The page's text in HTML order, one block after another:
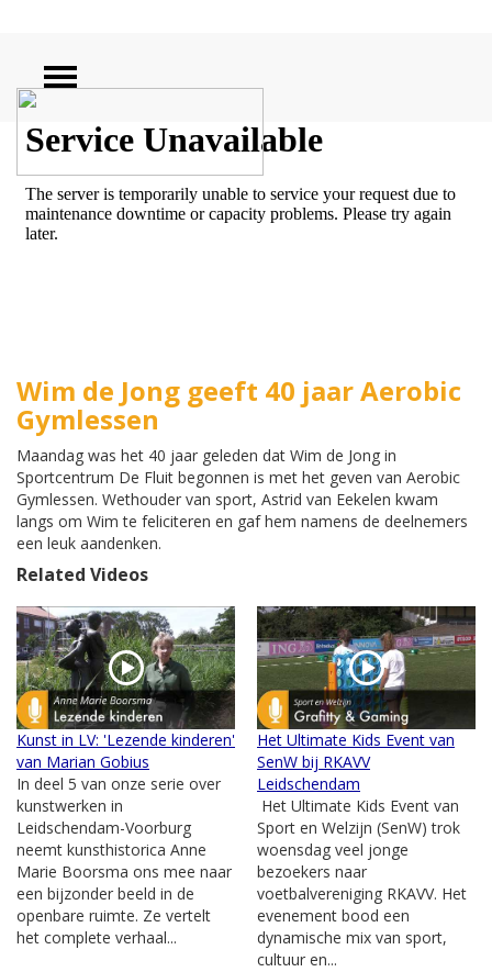
ZOEKEN
Wim de Jong geeft 40 jaar Aerobic
Gymlessen
Maandag was het 40 jaar geleden dat Wim de Jong in
Sportcentrum De Fluit begonnen is met het geven van Aerobic
Gymlessen. Wethouder van sport, Astrid van Eekelen kwam
langs om Wim te feliciteren en gaf hem namens de deelnemers
een leuk aandenken.
Related Videos
Kunst in LV: 'Lezende kinderen'
van Marian Gobius
In deel 5 van onze serie over
kunstwerken in
Leidschendam-Voorburg
neemt kunsthistorica Anne
Marie Boorsma ons mee naar
een bijzonder beeld in de
openbare ruimte. Ze vertelt
het complete verhaal...
Het Ultimate Kids Event van
SenW bij RKAVV
Leidschendam
Het Ultimate Kids Event van
Sport en Welzijn (SenW) trok
woensdag veel jonge
bezoekers naar
voetbalvereniging RKAVV. Het
evenement bood een
dynamische mix van sport,
cultuur en...